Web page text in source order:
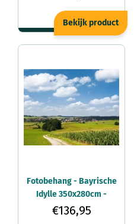
Bekijk product
Fotobehang - Bayrische
Idylle 350x280cm -
Vliesbehang
€136,95